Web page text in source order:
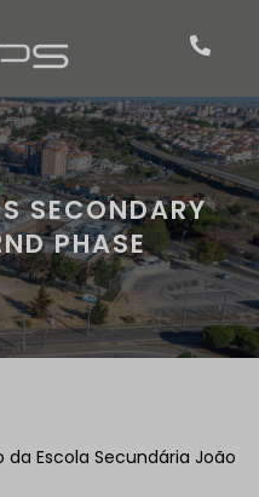
SECONDARY
PHASE
Escola Secundária João